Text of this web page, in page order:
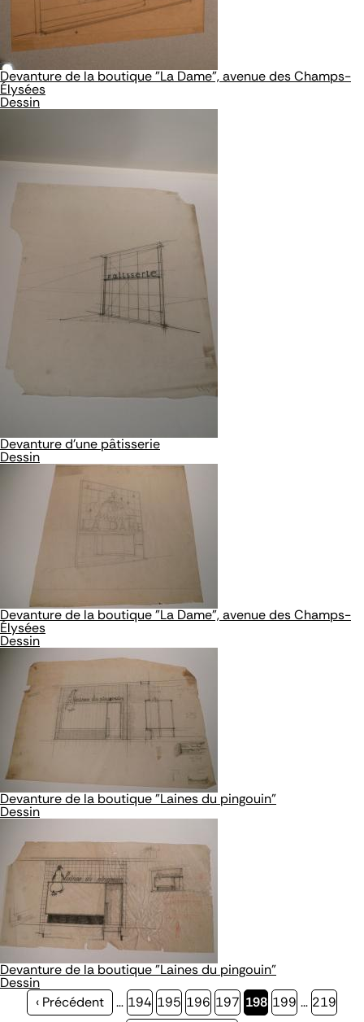
Devanture de la boutique "La Dame", avenue des Champs-
Élysées
Dessin
Devanture d'une pâtisserie
Dessin
Devanture de la boutique "La Dame", avenue des Champs-
Élysées
Dessin
Devanture de la boutique "Laines du pingouin"
Dessin
Devanture de la boutique "Laines du pingouin"
Dessin
Page
‹ Précédent … Page
194 Page
195 Page
196 Page
197 Page
198 Page
199 … Page
219